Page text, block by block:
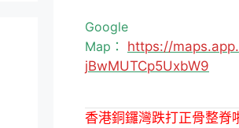
Google
Map： https://
jBwMUTCp5UxbW9
香港銅鑼灣跌打正骨整脊